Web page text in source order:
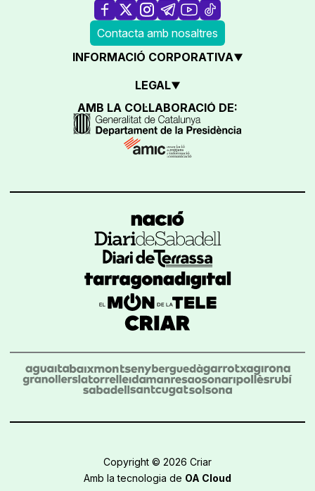
Contacta amb nosaltres
INFORMACIÓ CORPORATIVA
LEGAL
AMB LA COL·LABORACIÓ DE:
Copyright © 2026 Criar
Amb la tecnologia de OA Cloud